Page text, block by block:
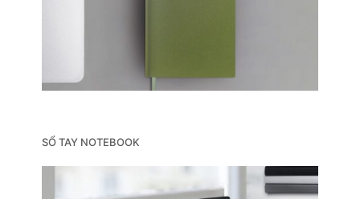
SỔ TAY NOTEBOOK